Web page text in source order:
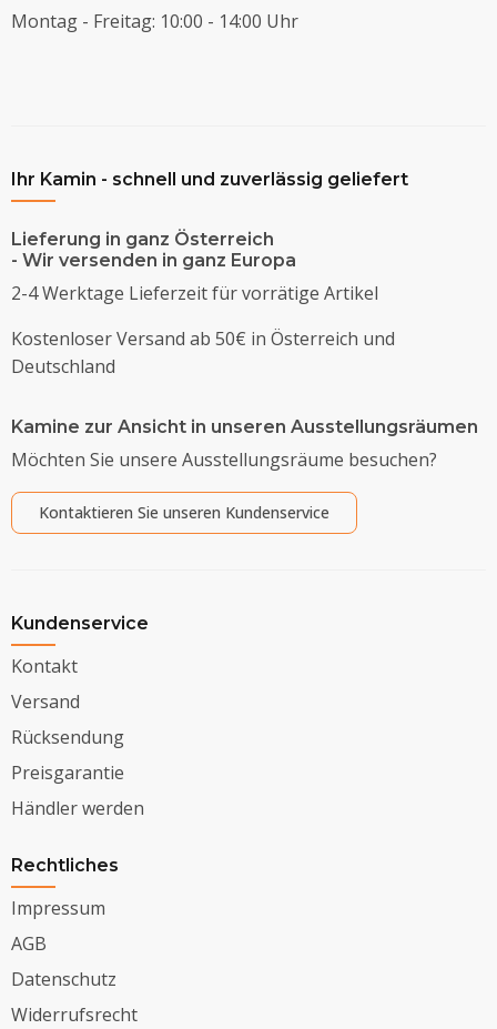
Montag - Freitag: 10:00 - 14:00 Uhr
Ihr Kamin - schnell und zuverlässig geliefert
Lieferung in ganz Österreich
- Wir versenden in ganz Europa
2-4 Werktage Lieferzeit für vorrätige Artikel
Kostenloser Versand ab 50€ in Österreich und
Deutschland
Kamine zur Ansicht in unseren Ausstellungsräumen
Möchten Sie unsere Ausstellungsräume besuchen?
Kontaktieren Sie unseren Kundenservice
Kundenservice
Kontakt
Versand
Rücksendung
Preisgarantie
Händler werden
Rechtliches
Impressum
AGB
Datenschutz
Widerrufsrecht